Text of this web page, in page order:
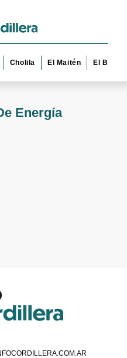
Cholila El Maitén El Bolsón
Energía